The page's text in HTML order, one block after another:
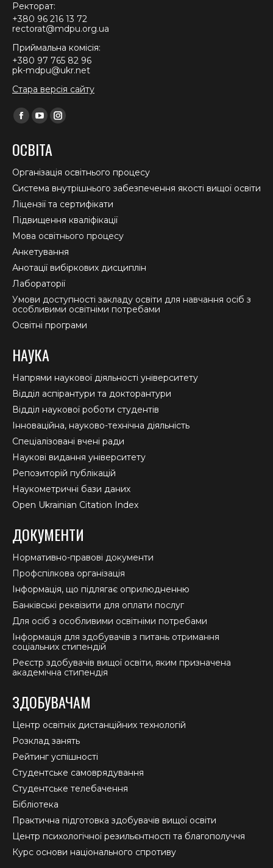
Ректорат:
+380 96 216 13 72
rectorat@mdpu.org.ua
Приймальна комісія:
+380 97 765 82 96
pk-mdpu@ukr.net
Стара версія сайту
Find us on:
Facebook
opens
in
new
window
YouTube
opens
in
new
window
Instagram
in
new
window
ОСВІТА
Організація освітнього процесу
Система внутрішнього забезпечення якості вищої освіти
Ліцензії та сертифікати
Підвищення кваліфікації
Мова освітнього процесу
Анкетування
Анотації вибіркових дисциплін
Лабораторії
Умови доступності закладу освіти для навчання осіб з
особливими освітніми потребами
Освітні програми
НАУКА
Напрями наукової діяльності університету
Відділ аспірантури та докторантури
Відділ наукової роботи студентів
Інноваційна, науково-технічна діяльність
Спеціалізовані вчені ради
Наукові видання університету
Репозиторій публікацій
Наукометричні бази даних
Open Ukrainian Citation Index
ДОКУМЕНТИ
Нормативно-правові документи
Профспілкова організація
Інформація, що підлягає оприлюдненню
Банківські реквізити для оплати послуг
Для осіб з особливими освітніми потребами
Інформація для здобувачів з питань отримання
соціальних стипендій
Реєстр здобувачів вищої освіти, яким призначена
академічна стипендія
ЗДОБУВАЧАМ
Центр освітніх дистанційних технологій
Розклад занять
Рейтинг успішності
Студентське самоврядування
Студентське телебачення
Бібліотека
Практична підготовка здобувачів вищої освіти
Центр психологічної резильєнтності та благополуччя
Курс основи національного спротиву